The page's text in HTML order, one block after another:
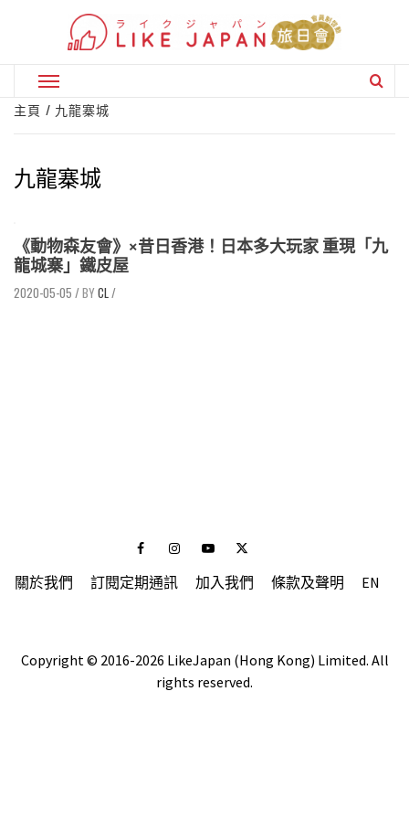
Primary
Menu
主頁 九龍寨城
九龍寨城
《動物森友會》×昔日香港！日本多大玩家 重現「九
龍城寨」鐵皮屋
2020-05-05 / CL /
FacebookInstagramYoutubeTwitter
關於我們 訂閱定期通訊 加入我們 條款及聲明 EN
Copyright © 2016-2026 LikeJapan (Hong Kong) Limited. All
rights reserved.